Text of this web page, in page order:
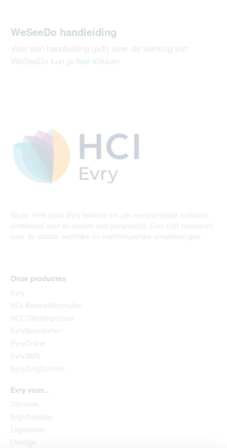
WeSeeDo handleiding
Voor een handleiding (pdf) over de werking van
WeSeeDo kun je hier klikken.
Sinds 1996 staat Evry bekend om zijn overzichtelijke software,
ontwikkeld voor en samen met paramedici. Evry blijft innoveren
naar de laatste wettelijke en vakinhoudelijke ontwikkelingen.
Onze producten
Evry
HCI Aanmeldformulier
HCI Cliëntenportaal
EvryBeeldbellen
EvryOnline
EvrySMS
EvryZorgDomein
Evry voor...
Diëtetiek
Ergotherapie
Logopedie
Overige …